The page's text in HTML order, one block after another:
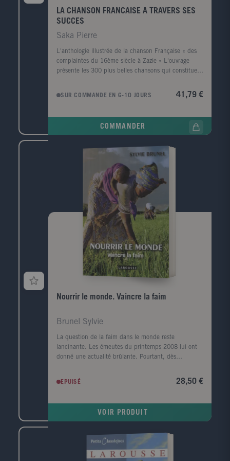
LA CHANSON FRANCAISE A TRAVERS SES
SUCCES
Saka Pierre
L'anthologie illustrée de la chanson Française « des
complaintes du 16ème siècle à Zazie » L'ouvrage
présente les 300 plus belles chansons qui constituent
comporte une introduction puis une vingtaine de
chansons classées chronologiquement, chacune étant
avec en moyenne 4 chansons par année. Un index
supplémentaires couvrent la période 1996-1999, avec
Brigitte Fontaine, etc.) Public: Public familial pour
retrouver ensemble les grands succès de plusieurs
SUR COMMANDE EN 6-10 JOURS 41,79 €
COMMANDER
Nourrir le monde. Vaincre la faim
Brunel Sylvie
La question de la faim dans le monde reste
lancinante. Les émeutes du printemps 2008 lui ont
donné une actualité brûlante. Pourtant, dès
de nouveau passer au second plan le scandale de la
production alimentaire. Que les récoltes soient
reprennent le dessus: faire rouler les voitures (
agrocarburants ), produire en masse pour l'industrie
agroalimentaire ( OGM ), se débarrasser des
EPUISÉ 28,50 €
VOIR PRODUIT